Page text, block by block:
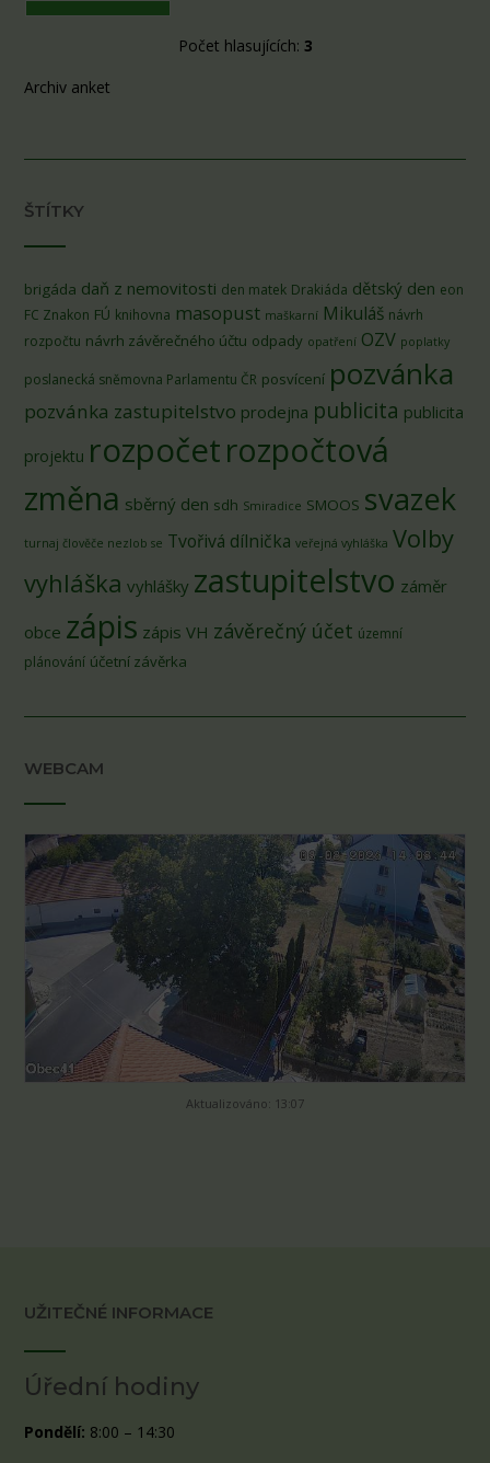
Počet hlasujících: 3
Archiv anket
ŠTÍTKY
brigáda daň z nemovitosti den matek Drakiáda dětský den eon
FC Znakon FÚ knihovna masopust maškarní Mikuláš návrh
rozpočtu návrh závěrečného účtu odpady opatření OZV poplatky
poslanecká sněmovna Parlamentu ČR posvícení pozvánka
pozvánka zastupitelstvo prodejna publicita publicita
projektu rozpočetrozpočtová
změna sběrný den sdh Smiradice SMOOS svazek
turnaj člověče nezlob se Tvořivá dílnička veřejná vyhláška Volby
vyhláška vyhlášky zastupitelstvo záměr
obce zápis zápis VH závěrečný účet územní
plánování účetní závěrka
WEBCAM
Aktualizováno: 13:07
UŽITEČNÉ INFORMACE
Úřední hodiny
Pondělí: 8:00 – 14:30